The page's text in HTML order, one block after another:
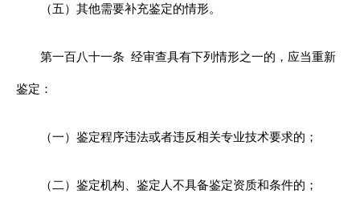
（五）其他需要补充鉴定的情形。
第一百八十一条 经审查具有下列情形之一的，应当重新
鉴定：
（一）鉴定程序违法或者违反相关专业技术要求的；
（二）鉴定机构、鉴定人不具备鉴定资质和条件的；